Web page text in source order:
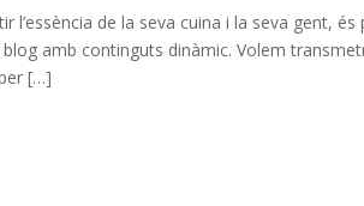
de la seva cuina i la seva gent, és
amb continguts dinàmic. Volem
[…]